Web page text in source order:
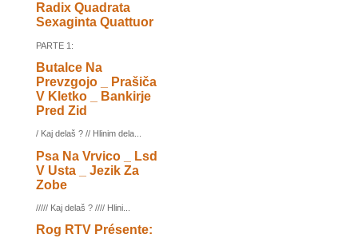
Radix Quadrata
Sexaginta Quattuor
PARTE 1:
Butalce Na
Prevzgojo _ Prašiča
V Kletko _ Bankirje
Pred Zid
/ Kaj delaš ? // Hlinim dela...
Psa Na Vrvico _ Lsd
V Usta _ Jezik Za
Zobe
///// Kaj delaš ? //// Hlini...
Rog RTV Présente: